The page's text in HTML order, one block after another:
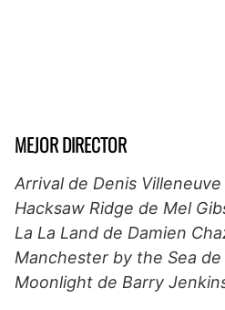
MEJOR DIRECTOR
Arrival de Denis Villeneuve
Hacksaw Ridge de Mel
La La Land de Damien
Manchester by the Sea
Moonlight de Barry